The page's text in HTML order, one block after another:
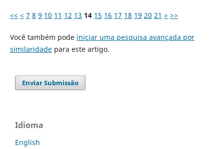
<< < 7 8 9 10 11 12 13 14 15 16 17 18 19 20 21 > >>
Você também pode iniciar uma pesquisa avançada por
similaridadepara este artigo.
Enviar Submissão
Idioma
English